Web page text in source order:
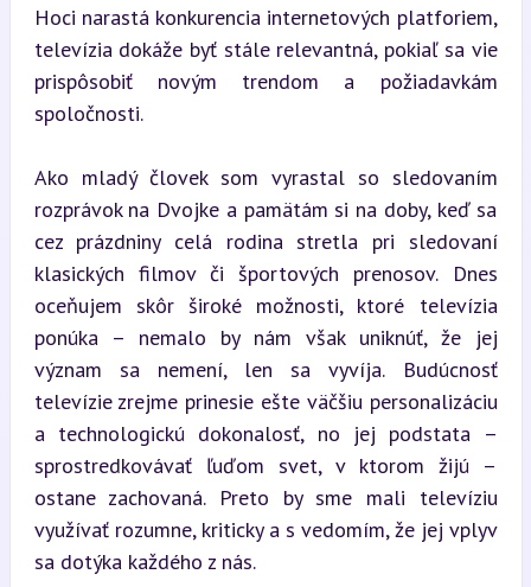
Hoci narastá konkurencia internetových platforiem,
televízia dokáže byť stále relevantná, pokiaľ sa vie
prispôsobiť novým trendom a požiadavkám
spoločnosti.
Ako mladý človek som vyrastal so sledovaním
rozprávok na Dvojke a pamätám si na doby, keď sa
cez prázdniny celá rodina stretla pri sledovaní
klasických filmov či športových prenosov. Dnes
oceňujem skôr široké možnosti, ktoré televízia
ponúka – nemalo by nám však uniknúť, že jej
význam sa nemení, len sa vyvíja. Budúcnosť
televízie zrejme prinesie ešte väčšiu personalizáciu
a technologickú dokonalosť, no jej podstata –
sprostredkovávať ľuďom svet, v ktorom žijú –
ostane zachovaná. Preto by sme mali televíziu
využívať rozumne, kriticky a s vedomím, že jej vplyv
sa dotýka každého z nás.